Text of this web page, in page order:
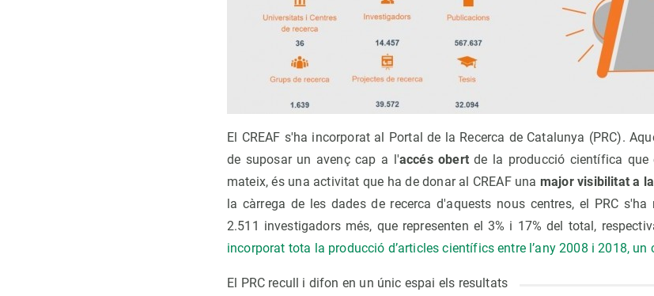
El CREAF s'ha incorporat al Portal de la Recerca de Catalunya (PRC).
de suposar un avenç cap a l'accés obertde la producció científica que
mateix, és una activitat que ha de donar al CREAF una major visibilitat a
la càrrega de les dades de recerca d'aquests nous centres, el PRC
2.511 investigadors més, que representen el 3% i 17% del total,
incorporat tota la producció d’articles científics entre l’any 2008 i 2018,
El PRC recull i difon en un únic espai els resultats